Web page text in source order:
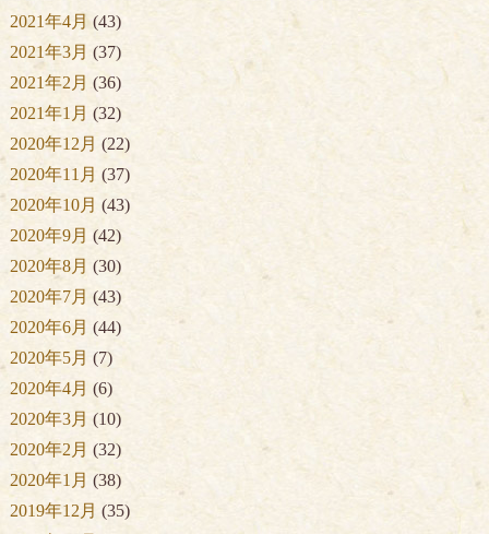
2021年4月 (43)
2021年3月 (37)
2021年2月 (36)
2021年1月 (32)
2020年12月 (22)
2020年11月 (37)
2020年10月 (43)
2020年9月 (42)
2020年8月 (30)
2020年7月 (43)
2020年6月 (44)
2020年5月 (7)
2020年4月 (6)
2020年3月 (10)
2020年2月 (32)
2020年1月 (38)
2019年12月 (35)